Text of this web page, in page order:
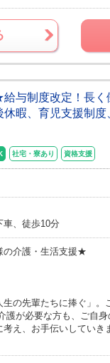
与制度改定！長
暇、育児支援制
社宅・寮あり 資格支援
車、徒歩10分
の介護・生活支援★
生の先輩たちに捧ぐ」
護が必要な方も、ご自
え、お手伝いしていき